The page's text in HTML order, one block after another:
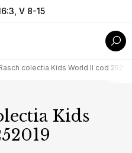
V 8-15
colectia Kids World II cod
Kids